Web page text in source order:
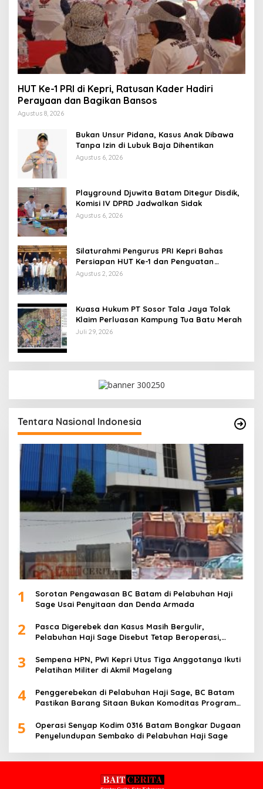
HUT Ke-1 PRI di Kepri, Ratusan Kader Hadiri
Perayaan dan Bagikan Bansos
Agustus 8, 2026
Bukan Unsur Pidana, Kasus Anak Dibawa
Tanpa Izin di Lubuk Baja Dihentikan
Agustus 6, 2026
Playground Djuwita Batam Ditegur Disdik,
Komisi IV DPRD Jadwalkan Sidak
Agustus 6, 2026
Silaturahmi Pengurus PRI Kepri Bahas
Persiapan HUT Ke-1 dan Penguatan
Konsolidasi Partai
Agustus 2, 2026
Kuasa Hukum PT Sosor Tala Jaya Tolak
Klaim Perluasan Kampung Tua Batu Merah
Juli 29, 2026
Tentara Nasional Indonesia
1
Sorotan Pengawasan BC Batam di Pelabuhan Haji
Sage Usai Penyitaan dan Denda Armada
2
Pasca Digerebek dan Kasus Masih Bergulir,
Pelabuhan Haji Sage Disebut Tetap Beroperasi,
3
Sempena HPN, PWI Kepri Utus Tiga Anggotanya Ikuti
Pelatihan Militer di Akmil Magelang
4
Penggerebekan di Pelabuhan Haji Sage, BC Batam
Pastikan Barang Sitaan Bukan Komoditas Program
5
Operasi Senyap Kodim 0316 Batam Bongkar Dugaan
Penyelundupan Sembako di Pelabuhan Haji Sage